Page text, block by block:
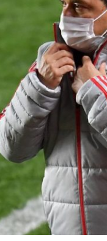
grande del club”
Otamendi regresa al
a la pasión por River
con lo justo ante
y un juego que no dan
de Clubes A llega a
la selección femenina
la selección masculina